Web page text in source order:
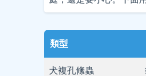
類型
犬複孔絛蟲